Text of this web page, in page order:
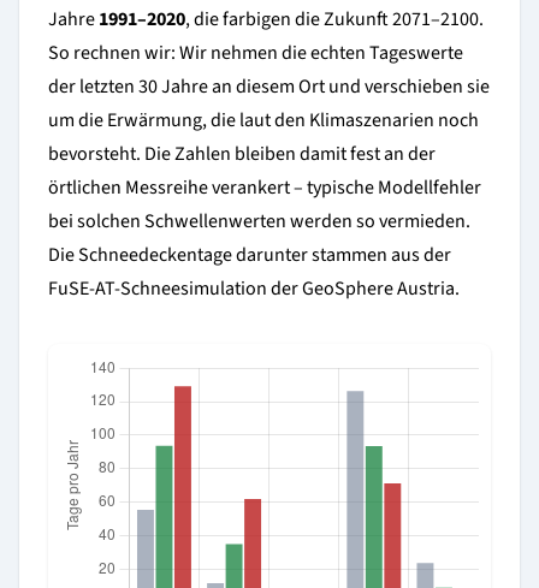
Jahre1991–2020, die farbigen die Zukunft 2071–2100.
So rechnen wir: Wir nehmen die echten Tageswerte
der letzten 30 Jahre an diesem Ort und verschieben sie
um die Erwärmung, die laut den Klimaszenarien noch
bevorsteht. Die Zahlen bleiben damit fest an der
örtlichen Messreihe verankert – typische Modellfehler
bei solchen Schwellenwerten werden so vermieden.
Die Schneedeckentage darunter stammen aus der
FuSE-AT-Schneesimulation der GeoSphere Austria.